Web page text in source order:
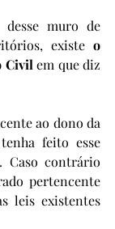
existe o
Civil em que diz
feito esse
contrário
pertencente
leis existentes